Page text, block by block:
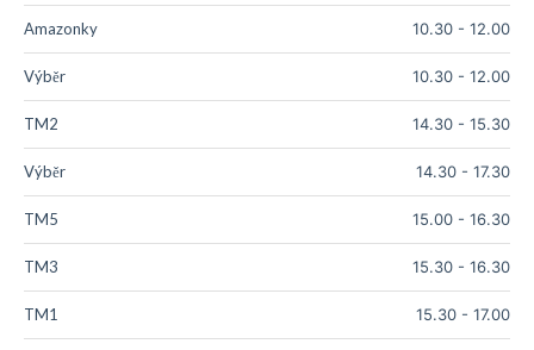
Amazonky 10.30 - 12.00
Výběr 10.30 - 12.00
TM2 14.30 - 15.30
Výběr 14.30 - 17.30
TM5 15.00 - 16.30
TM3 15.30 - 16.30
TM1 15.30 - 17.00